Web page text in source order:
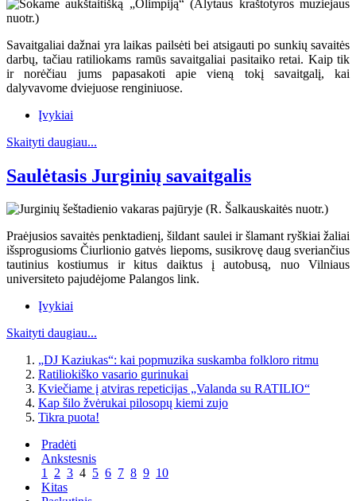
Savaitgaliai dažnai yra laikas pailsėti bei atsigauti po sunkių savaitės
darbų, tačiau ratiliokams ramūs savaitgaliai pasitaiko retai. Kaip tik
ir norėčiau jums papasakoti apie vieną tokį savaitgalį, kai
dalyvavome dviejuose renginiuose.
Įvykiai
Skaityti daugiau...
Saulėtasis Jurginių savaitgalis
Praėjusios savaitės penktadienį, šildant saulei ir šlamant ryškiai žaliai
išsprogusioms Čiurlionio gatvės liepoms, susikrovę daug sveriančius
tautinius kostiumus ir kitus daiktus į autobusą, nuo Vilniaus
universiteto pajudėjome Palangos link.
Įvykiai
Skaityti daugiau...
„DJ Kaziukas“: kai popmuzika suskamba folkloro ritmu
Ratiliokiško vasario gurinukai
Kviečiame į atviras repeticijas „Valanda su RATILIO“
Kap šilo žvėrukai pilosopų kiemi zujo
Tikra puota!
Pradėti
Ankstesnis
1 2 3 4 5 6 7 8 9 10
Kitas